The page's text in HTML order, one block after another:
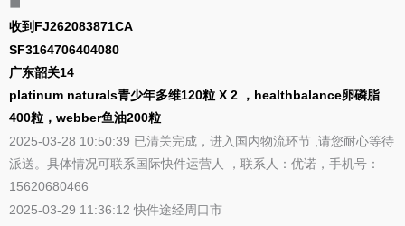
收到FJ262083871CA
SF3164706404080
广东韶关14
platinum naturals青少年多维120粒 X 2 ，healthbalance卵磷脂
400粒，webber鱼油200粒
2025-03-28 10:50:39 已清关完成，进入国内物流环节 ,请您耐心等待
派送。具体情况可联系国际快件运营人 ，联系人：优诺，手机号：
15620680466
2025-03-29 11:36:12 快件途经周口市